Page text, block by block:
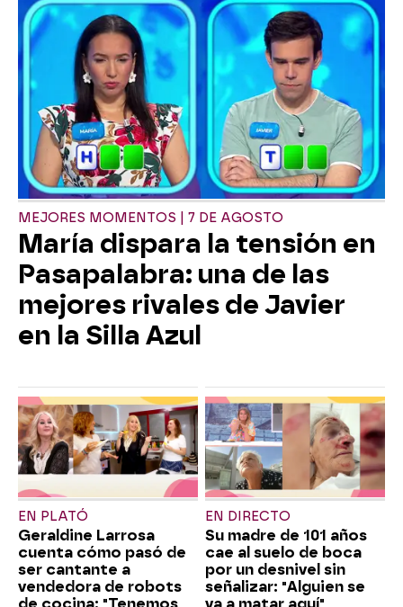
MEJORES MOMENTOS | 7 DE AGOSTO
María dispara la tensión en
Pasapalabra: una de las
mejores rivales de Javier
en la Silla Azul
EN PLATÓ
Geraldine Larrosa
cuenta cómo pasó de
ser cantante a
vendedora de robots
EN DIRECTO
Su madre de 101 años
cae al suelo de boca
por un desnivel sin
señalizar: "Alguien se